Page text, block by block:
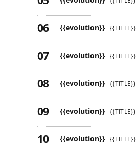
{{evolution}} {{TITLE}}
{{evolution}} {{TITLE}}
{{evolution}} {{TITLE}}
{{evolution}} {{TITLE}}
{{evolution}} {{TITLE}}